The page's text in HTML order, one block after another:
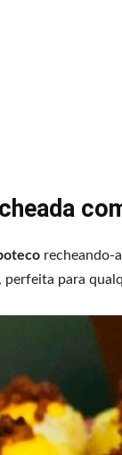
recheando-
para